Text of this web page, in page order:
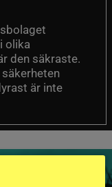
olika
den säkraste.
är inte